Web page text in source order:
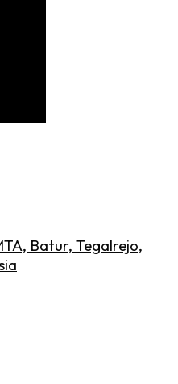
Batur, Tegalrejo,